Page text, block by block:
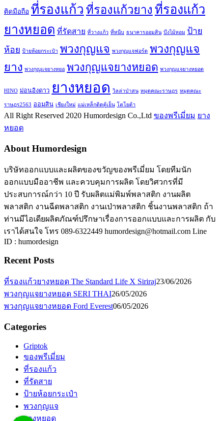
ติดมือถือ ที่รองแก้ว ที่รองแก้วยาง ที่รองแก้ว
ยางหยอด ที่รัดสาย ที่วางแก้ว ที่หนีบ ธนาคารออมสิน บึงไม้หอม ป้าย
ห้อย ป้ายห้อยกระเป๋า พวงกุญแจ พวงกุญแจฟอร์ด พวงกุญแจ
ยาง พวงกุญแจยางหยอ พวงกุญแจยางหยอด พวงกุญแจยางหยอด
HINO ม่อนอิงดาว ยางหยอด วิลล่าป่าสน หมุดคณะราษฎร หมุดคณะ
ราษฎร2563 ออมสิน เชียงใหม่ แม่เหล็กติดตู้เย็น โตโยต้า
All Right Reserved 2020 Humordesign Co.,Ltd ของพรีเมี่ยม ยาง
หยอด
About Humordesign
บริษัทออกแบบและผลิตของขวัญของพรีเมี่ยม โดยทีมนัก
ออกแบบมืออาชีพ และควบคุมการผลิต โดยวิศวกรที่มี
ประสบการณ์กว่า 10 ปี รับผลิตแม่พิมพ์พลาสติก งานผลิต
พลาสติก งานฉีดพลาสติก งานเป่าพลาสติก ชิ้นงานพลาสติก ถ้า
ท่านมีไอเดียผลิตภัณฑ์ปรึกษาเรื่องการออกแบบและการผลิต กับ
เราได้สนใจ โทร 089-6322449 humordesign@hotmail.com Line
ID : humordesign
Recent Posts
ที่รองแก้วยางหยอด The Standard Life X Siriraj23/06/2026
พวงกุญแจยางหยอด SERI THAI26/05/2026
พวงกุญแจยางหยอด Ford Everest06/05/2026
Categories
Griptok
ของพรีเมี่ยม
ที่รองแก้ว
ที่รัดสาย
ป้ายห้อยกระเป๋า
พวงกุญแจ
ยางหยอด